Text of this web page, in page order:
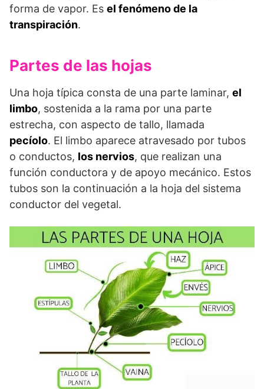
forma de vapor. Es el fenómeno de la
transpiración.
Partes de las hojas
Una hoja típica consta de una parte laminar, el
limbo, sostenida a la rama por una parte
estrecha, con aspecto de tallo, llamada
pecíolo. El limbo aparece atravesado por tubos
o conductos, los nervios, que realizan una
función conductora y de apoyo mecánico. Estos
tubos son la continuación a la hoja del sistema
conductor del vegetal.